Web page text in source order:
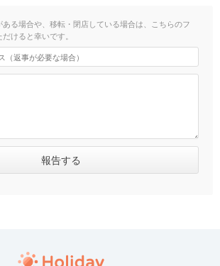
ある場合や、移転・閉店している場合は、こちらのフ
けると幸いです。